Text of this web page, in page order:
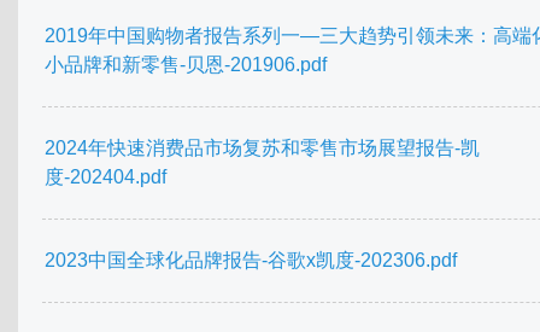
2019年中国购物者报告系列一—三大趋势引领未来：高端
小品牌和新零售-贝恩-201906.pdf
2024年快速消费品市场复苏和零售市场展望报告-凯
度-202404.pdf
2023中国全球化品牌报告-谷歌x凯度-202306.pdf